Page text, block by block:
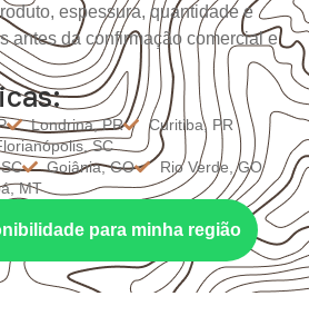
espessura, quantidade e
antes da confirmação comercial e
Londrina, PR
Curitiba, PR
SC
Goiânia, GO
Rio Verde, GO
MT
para minha região